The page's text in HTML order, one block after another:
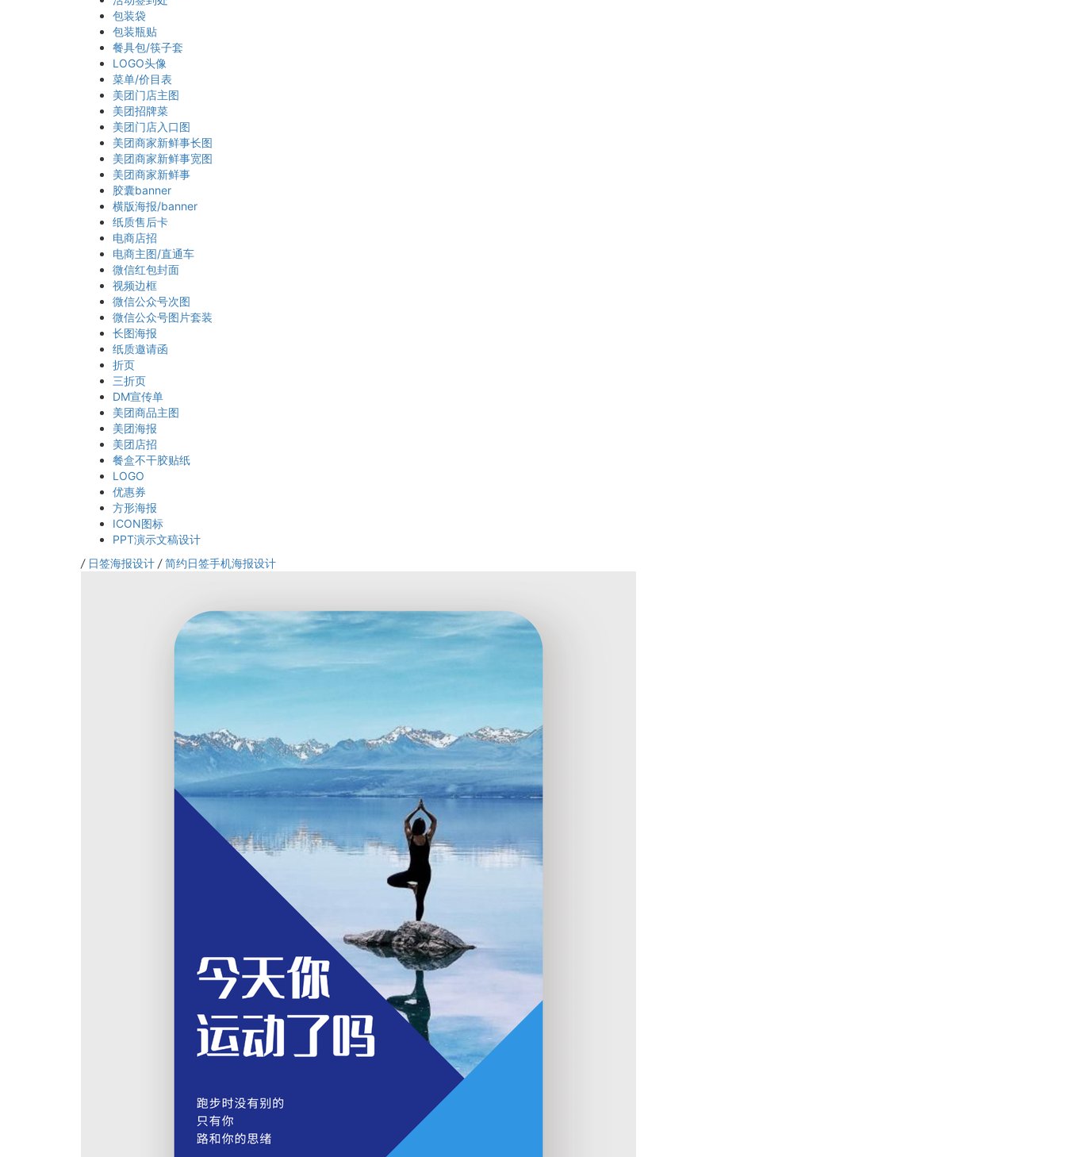
包装袋
包装瓶贴
餐具包/筷子套
LOGO头像
菜单/价目表
美团门店主图
美团招牌菜
美团门店入口图
美团商家新鲜事长图
美团商家新鲜事宽图
美团商家新鲜事
胶囊banner
横版海报/banner
纸质售后卡
电商店招
电商主图/直通车
微信红包封面
视频边框
微信公众号次图
微信公众号图片套装
长图海报
纸质邀请函
折页
三折页
DM宣传单
美团商品主图
美团海报
美团店招
餐盒不干胶贴纸
LOGO
优惠券
方形海报
ICON图标
PPT演示文稿设计
/ 日签海报设计 / 简约日签手机海报设计